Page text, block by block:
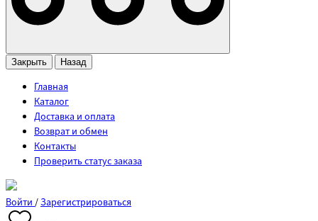
Закрыть Назад
Главная
Каталог
Доставка и оплата
Возврат и обмен
Контакты
Проверить статус заказа
Войти/Зарегистрироваться